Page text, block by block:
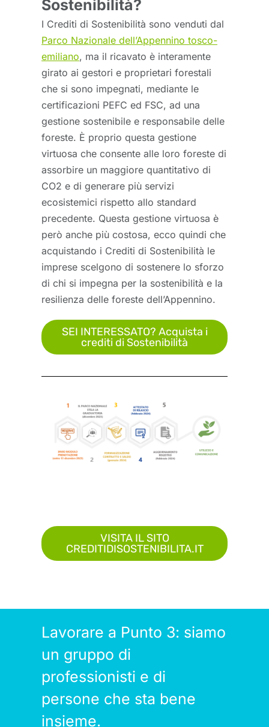
Sostenibilità?
I Crediti di Sostenibilità sono venduti dal
Parco Nazionale dell’Appennino tosco-
emiliano, ma il ricavato è interamente
girato ai gestori e proprietari forestali
che si sono impegnati, mediante le
certificazioni PEFC ed FSC, ad una
gestione sostenibile e responsabile delle
foreste. È proprio questa gestione
virtuosa che consente alle loro foreste di
assorbire un maggiore quantitativo di
CO2 e di generare più servizi
ecosistemici rispetto allo standard
precedente. Questa gestione virtuosa è
però anche più costosa, ecco quindi che
acquistando i Crediti di Sostenibilità le
imprese scelgono di sostenere lo sforzo
di chi si impegna per la sostenibilità e la
resilienza delle foreste dell’Appennino.
SEI INTERESSATO? Acquista i
crediti di Sostenibilità
VISITA IL SITO
CREDITIDISOSTENIBILITA.IT
Lavorare a Punto 3: siamo
un gruppo di
professionisti e di
persone che sta bene
insieme.